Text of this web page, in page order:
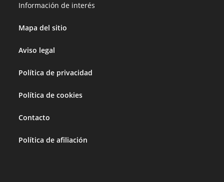
Información de interés
Mapa del sitio
Aviso legal
Política de privacidad
Política de cookies
Contacto
Política de afiliación